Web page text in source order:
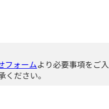
フォームより必要事項をご
ださい。